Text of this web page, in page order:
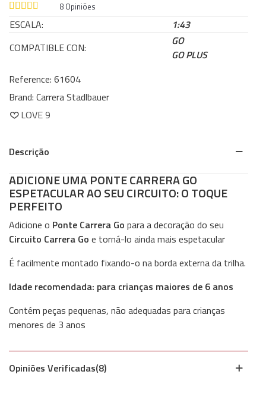
8 Opiniões
ESCALA:
1:43
COMPATIBLE CON:
GO
GO PLUS
Reference: 61604
Brand: Carrera Stadlbauer
LOVE9
Descrição
ADICIONE UMA PONTE CARRERA GO
ESPETACULAR AO SEU CIRCUITO: O TOQUE
PERFEITO
Adicione o Ponte Carrera Go para a decoração do seu
Circuito Carrera Go e torná-lo ainda mais espetacular
É facilmente montado fixando-o na borda externa da trilha.
Idade recomendada: para crianças maiores de 6 anos
Contém peças pequenas, não adequadas para crianças
menores de 3 anos
Opiniões Verificadas(8)